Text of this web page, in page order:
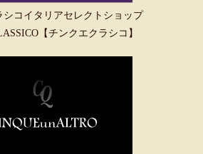
シコイタリアセレクトショップ
【チンクエクラシコ】